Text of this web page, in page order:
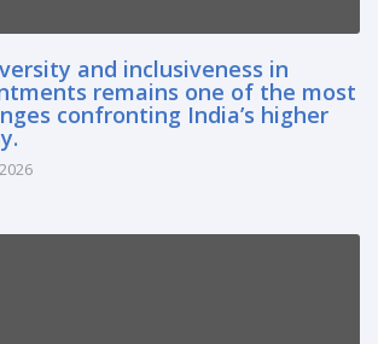
and inclusiveness in
remains one of the most
confronting India’s higher